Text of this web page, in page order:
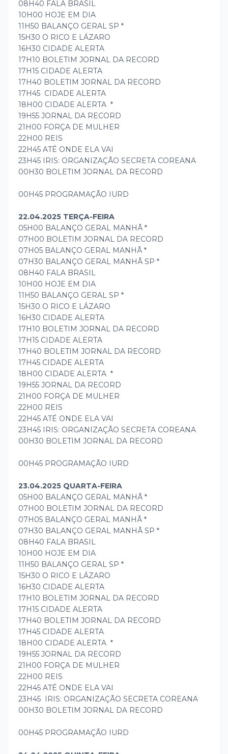
08H40 FALA BRASIL
10H00 HOJE EM DIA
11H50 BALANÇO GERAL SP *
15H30 O RICO E LÁZARO
16H30 CIDADE ALERTA
17H10 BOLETIM JORNAL DA RECORD
17H15 CIDADE ALERTA
17H40 BOLETIM JORNAL DA RECORD
17H45 CIDADE ALERTA
18H00 CIDADE ALERTA *
19H55 JORNAL DA RECORD
21H00 FORÇA DE MULHER
22H00 REIS
22H45 ATÉ ONDE ELA VAI
23H45 IRIS: ORGANIZAÇÃO SECRETA COREANA
00H30 BOLETIM JORNAL DA RECORD
00H45 PROGRAMAÇÃO IURD
22.04.2025 TERÇA-FEIRA
05H00 BALANÇO GERAL MANHÃ *
07H00 BOLETIM JORNAL DA RECORD
07H05 BALANÇO GERAL MANHÃ *
07H30 BALANÇO GERAL MANHÃ SP *
08H40 FALA BRASIL
10H00 HOJE EM DIA
11H50 BALANÇO GERAL SP *
15H30 O RICO E LÁZARO
16H30 CIDADE ALERTA
17H10 BOLETIM JORNAL DA RECORD
17H15 CIDADE ALERTA
17H40 BOLETIM JORNAL DA RECORD
17H45 CIDADE ALERTA
18H00 CIDADE ALERTA *
19H55 JORNAL DA RECORD
21H00 FORÇA DE MULHER
22H00 REIS
22H45 ATÉ ONDE ELA VAI
23H45 IRIS: ORGANIZAÇÃO SECRETA COREANA
00H30 BOLETIM JORNAL DA RECORD
00H45 PROGRAMAÇÃO IURD
23.04.2025 QUARTA-FEIRA
05H00 BALANÇO GERAL MANHÃ *
07H00 BOLETIM JORNAL DA RECORD
07H05 BALANÇO GERAL MANHÃ *
07H30 BALANÇO GERAL MANHÃ SP *
08H40 FALA BRASIL
10H00 HOJE EM DIA
11H50 BALANÇO GERAL SP *
15H30 O RICO E LÁZARO
16H30 CIDADE ALERTA
17H10 BOLETIM JORNAL DA RECORD
17H15 CIDADE ALERTA
17H40 BOLETIM JORNAL DA RECORD
17H45 CIDADE ALERTA
18H00 CIDADE ALERTA *
19H55 JORNAL DA RECORD
21H00 FORÇA DE MULHER
22H00 REIS
22H45 ATÉ ONDE ELA VAI
23H45 IRIS: ORGANIZAÇÃO SECRETA COREANA
00H30 BOLETIM JORNAL DA RECORD
00H45 PROGRAMAÇÃO IURD